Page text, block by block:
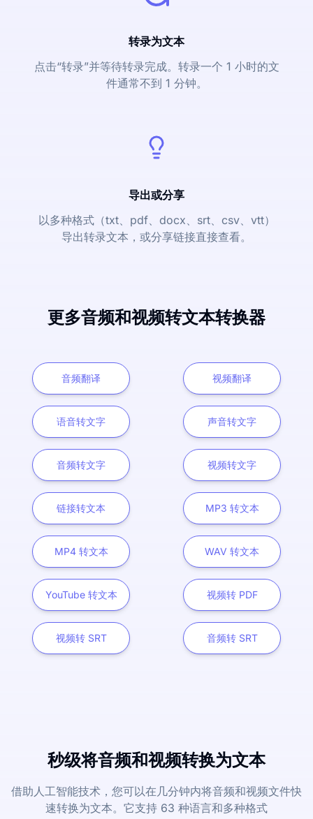
转录为文本
点击“转录”并等待转录完成。转录一个 1 小时的文
件通常不到 1 分钟。
导出或分享
以多种格式（txt、pdf、docx、srt、csv、vtt）
导出转录文本，或分享链接直接查看。
更多音频和视频转文本转换器
音频翻译 视频翻译
语音转文字 声音转文字
音频转文字 视频转文字
链接转文本 MP3 转文本
MP4 转文本 WAV 转文本
YouTube 转文本 视频转 PDF
视频转 SRT 音频转 SRT
秒级将音频和视频转换为文本
借助人工智能技术，您可以在几分钟内将音频和视频文件快
速转换为文本。它支持 63 种语言和多种格式